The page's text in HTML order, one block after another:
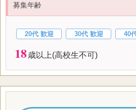
募集年齢
20代 歓迎 30代 歓迎 40
18歳以上(高校生不可)